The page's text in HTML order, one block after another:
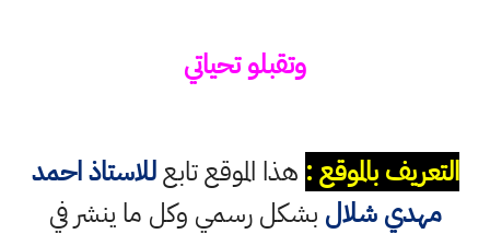
وتقبلو تحياتي
التعريف بالموقع : هذا الموقع تابعللاستاذ احمد
مهدي شلال بشكل رسمي وكل ما ينشر في